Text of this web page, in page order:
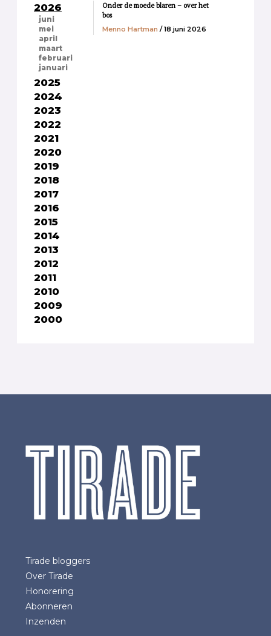
2026
juni
mei
april
maart
februari
januari
2025
2024
2023
2022
2021
2020
2019
2018
2017
2016
2015
2014
2013
2012
2011
2010
2009
2000
Onder de moede blaren – over het
bos
Menno Hartman / 18 juni 2026
Tirade bloggers
Over Tirade
Honorering
Abonneren
Inzenden